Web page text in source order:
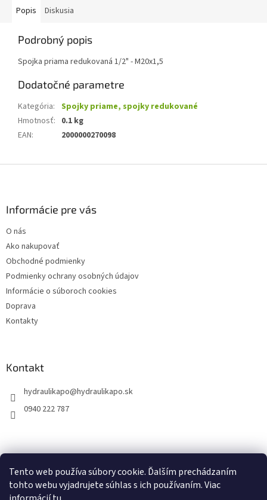
Tento web používa súbory cookie. Ďalším prechádzaním
tohto webu vyjadrujete súhlas s ich používaním. Viac
Popis Diskusia
Podrobný popis
Spojka priama redukovaná 1/2" - M20x1,5
Dodatočné parametre
Kategória: Spojky priame, spojky redukované
Hmotnosť: 0.1 kg
EAN: 2000000270098
Informácie pre vás
O nás
Ako nakupovať
Obchodné podmienky
Podmienky ochrany osobných údajov
Informácie o súboroch cookies
Doprava
Kontakty
Kontakt
hydraulikapo@hydraulikapo.sk
0940 222 787